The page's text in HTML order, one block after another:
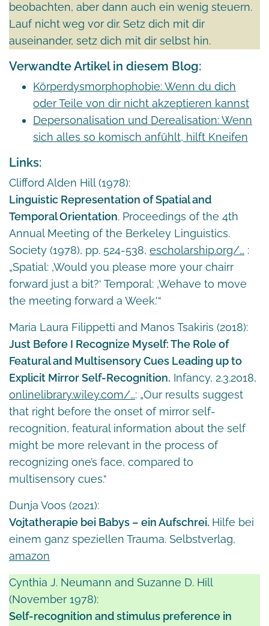
beobachten, aber dann auch ein wenig steuern.
Lauf nicht weg vor dir. Setz dich mit dir
auseinander, setz dich mit dir selbst hin.
Verwandte Artikel in diesem Blog:
Körperdysmorphophobie: Wenn du dich
oder Teile von dir nicht akzeptieren kannst
Depersonalisation und Derealisation: Wenn
sich alles so komisch anfühlt, hilft Kneifen
Links:
Clifford Alden Hill (1978):
Linguistic Representation of Spatial and
Temporal Orientation. Proceedings of the 4th
Annual Meeting of the Berkeley Linguistics.
Society (1978), pp. 524-538, escholarship.org/… :
„Spatial: ‚Would you please more your chairr
forward just a bit?‘ Temporal: ‚Wehave to move
the meeting forward a Week.'“
Maria Laura Filippetti and Manos Tsakiris (2018):
Just Before I Recognize Myself: The Role of
Featural and Multisensory Cues Leading up to
Explicit Mirror Self-Recognition. Infancy, 2.3.2018,
onlinelibrary.wiley.com/…: „Our results suggest
that right before the onset of mirror self-
recognition, featural information about the self
might be more relevant in the process of
recognizing one’s face, compared to
multisensory cues.“
Dunja Voos (2021):
Vojtatherapie bei Babys – ein Aufschrei. Hilfe bei
einem ganz speziellen Trauma. Selbstverlag,
amazon
Cynthia J. Neumann and Suzanne D. Hill
(November 1978):
Self-recognition and stimulus preference in